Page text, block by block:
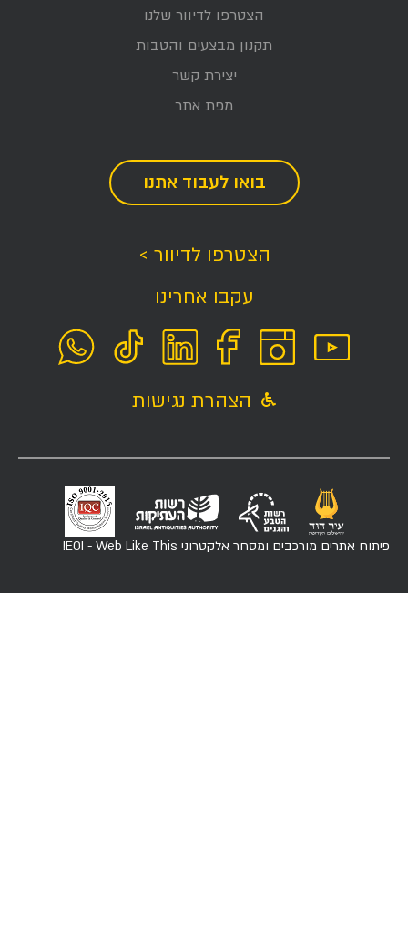
הצטרפו לדיוור שלנו
תקנון מבצעים והטבות
יצירת קשר
מפת אתר
בואו לעבוד אתנו
הצטרפו לדיוור >
עקבו אחרינו
הצהרת נגישות
פיתוח אתרים מורכבים ומסחר אלקטרוני EOI - Web Like This!